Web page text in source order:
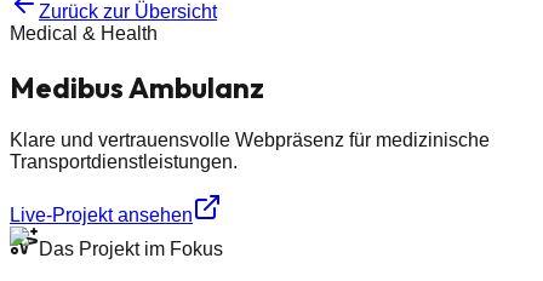
Zurück zur Übersicht
Medical & Health
Medibus Ambulanz
Klare und vertrauensvolle Webpräsenz für medizinische
Transportdienstleistungen.
Live-Projekt ansehen
Das Projekt im Fokus